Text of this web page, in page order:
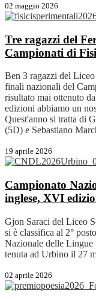
02 maggio 2026
Tre ragazzi del
Campionati di
Ben 3 ragazzi del
finali nazionali del
risultato mai ottenuto
edizioni abbiamo un
Quest'anno si tratta di
(5D) e Sebastiano
19 aprile 2026
Campionato
inglese, XVI
Gjon Saraci del Liceo
si è classifica al 2°
Nazionale delle Lingue
tenuta ad Urbino il 27
02 aprile 2026